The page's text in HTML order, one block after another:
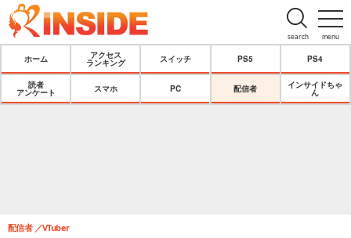
menu
search
ホーム
アクセス
ランキング
スイッチ PS5 PS4
読者
アンケート
スマホ PC 配信者
インサイドちゃ
ん
配信者 VTuber